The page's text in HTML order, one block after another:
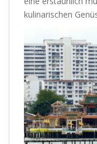
kulinarischen